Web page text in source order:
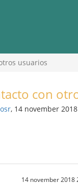
usuarios
con
, 14 november 2018
14 november 2018